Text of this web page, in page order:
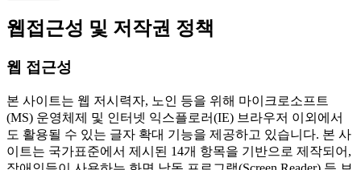
웹접근성 및 저작권 정책
웹 접근성
본 사이트는 웹 저시력자, 노인 등을 위해 마이크로소프트
(MS) 운영체제 및 인터넷 익스플로러(IE) 브라우저 이외에서
도 활용될 수 있는 글자 확대 기능을 제공하고 있습니다. 본 사
이트는 국가표준에서 제시된 14개 항목을 기반으로 제작되어,